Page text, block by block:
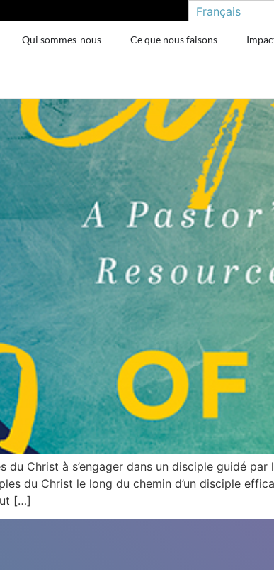
Français
Qui sommes-nous Ce que nous faisons
Christ à s’engager dans un disciple guidé
du Christ le long du chemin d’un disciple
[…]